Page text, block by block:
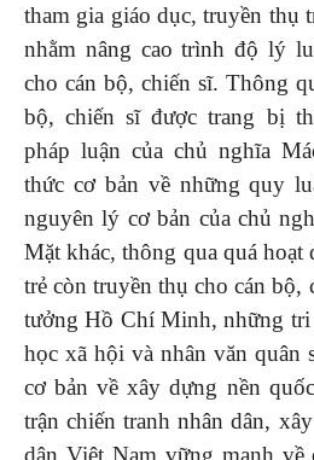
tham gia giáo dục, truyền thụ
nhằm nâng cao trình độ lý
cho cán bộ, chiến sĩ. Thông
bộ, chiến sĩ được trang bị
pháp luận của chủ nghĩa
thức cơ bản về những quy
nguyên lý cơ bản của chủ
Mặt khác, thông qua quá hoạt
trẻ còn truyền thụ cho cán bộ,
tưởng Hồ Chí Minh, những tri
học xã hội và nhân văn quân
cơ bản về xây dựng nền
trận chiến tranh nhân dân,
dân Việt Nam vững mạnh